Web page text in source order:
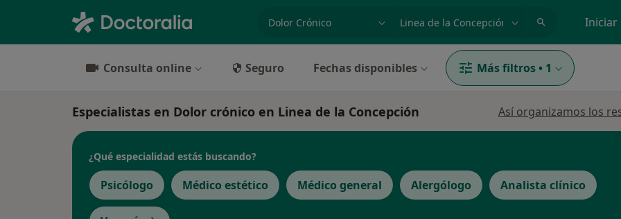
especialidad, enfermedad o nombre Iniciar
Consulta online Seguro Fechas disponibles Más filtros • 1
Especialistas en Dolor crónico en Linea de la Concepción Así organizamos los
¿Qué especialidad estás buscando?
Psicólogo Médico estético Médico general Alergólogo Analista clínico